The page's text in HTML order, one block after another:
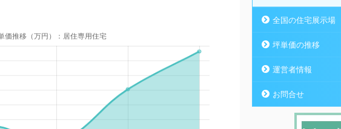
全国の住宅展示場
坪単価の推移
運営者情報
お問合せ